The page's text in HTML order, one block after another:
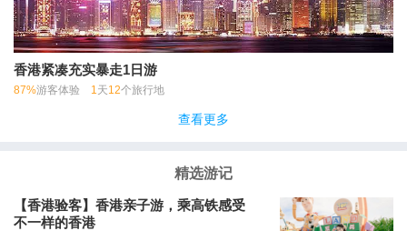
香港紧凑充实暴走1日游
87%游客体验 1天12个旅行地
查看更多
精选游记
【香港验客】香港亲子游，乘高铁感受
不一样的香港